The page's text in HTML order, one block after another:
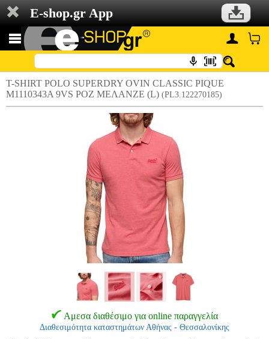
E-shop.gr App
T-SHIRT POLO SUPERDRY OVIN CLASSIC PIQUE
M1110343A 9VS ΡΟΖ ΜΕΛΑΝΖΕ (L) (PL3.122270185)
Αμεσα διαθέσιμο για online παραγγελία
Διαθεσιμότητα καταστημάτων Αθήνας - Θεσσαλονίκης